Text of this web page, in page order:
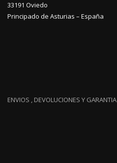
33191 Oviedo
Principado de Asturias – España
ENVIOS , DEVOLUCIONES Y GARANTIA